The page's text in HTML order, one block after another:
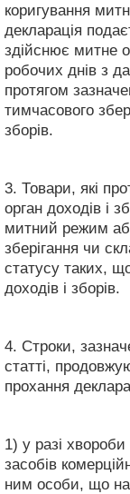
коригування
декларація
здійснює митне
робочих днів з
протягом
тимчасового
зборів.
3. Товари, які
орган доходів і
митний режим
зберігання чи
статусу таких,
доходів і зборів.
4. Строки,
статті,
прохання
1) у разі
засобів
ним особи, що